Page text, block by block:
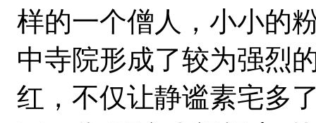
样的一个僧人，小小的
中寺院形成了较为强烈
红，不仅让静谧素宅多